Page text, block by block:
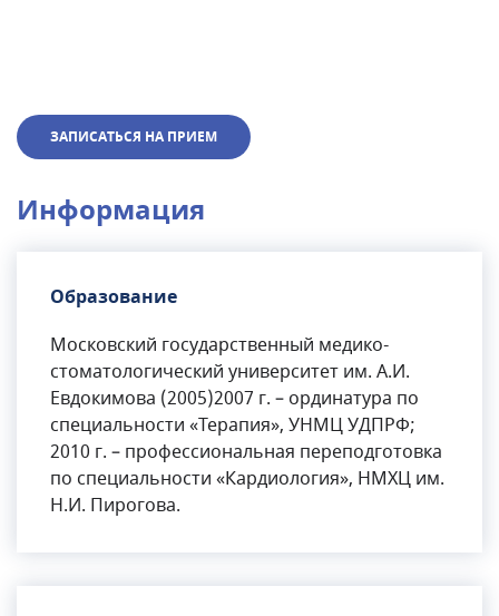
ЗАПИСАТЬСЯ НА ПРИЕМ
Информация
Образование
Московский государственный медико-
стоматологический университет им. А.И.
Евдокимова (2005)2007 г. – ординатура по
специальности «Терапия», УНМЦ УДПРФ;
2010 г. – профессиональная переподготовка
по специальности «Кардиология», НМХЦ им.
Н.И. Пирогова.